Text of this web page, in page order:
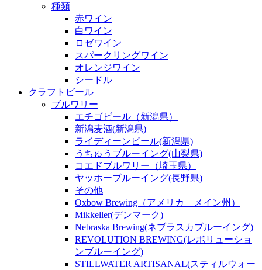
種類
赤ワイン
白ワイン
ロゼワイン
スパークリングワイン
オレンジワイン
シードル
クラフトビール
ブルワリー
エチゴビール（新潟県）
新潟麦酒(新潟県)
ライディーンビール(新潟県)
うちゅうブルーイング(山梨県)
コエドブルワリー（埼玉県）
ヤッホーブルーイング(長野県)
その他
Oxbow Brewing（アメリカ メイン州）
Mikkeller(デンマーク)
Nebraska Brewing(ネブラスカブルーイング)
REVOLUTION BREWING(レボリューショ
ンブルーイング)
STILLWATER ARTISANAL(スティルウォー